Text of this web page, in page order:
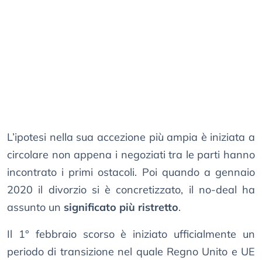
L’ipotesi nella sua accezione più ampia è iniziata a
circolare non appena i negoziati tra le parti hanno
incontrato i primi ostacoli. Poi quando a gennaio
2020 il divorzio si è concretizzato, il no-deal ha
assunto un significato più ristretto.
Il 1° febbraio scorso è iniziato ufficialmente un
periodo di transizione nel quale Regno Unito e UE